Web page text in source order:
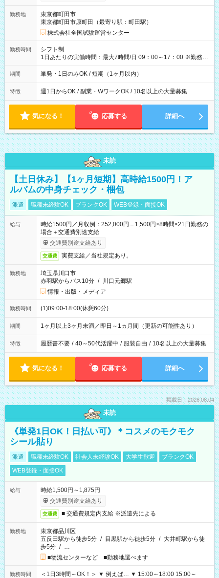
例】 ・河合塾模擬試験 8:30～17:30（休憩1時間） 時給1,300円
×8時間＝日収10,400円＋交通費 ※当日の役割により時給＋100
円の場合あり ・国家試験 7:00～13:30（休憩なし） 時給1,300
円（役割手当＋100円）×6時間＝日収8,400円＋交通費 【試用期
間】試用期間なし
勤務地
東京都町田市
東京都町田市原町田（最寄り駅：町田駅）
株式会社全国試験運営センター
勤務時間
シフト制
1日あたりの実働時間：最大7時間/日 09：00～17：00 ※勤務時
間は 試験により異なります。
期間 単発・1日のみOK / 短期（1ヶ月以内）
特徴 週1日からOK / 副業・WワークOK / 10名以上の大量募集
気になる！ 応募する 詳細へ
未読
【土日休み】【1ヶ月短期】高時給1500円！ア
ルバムの中身チェック・梱包
派遣 職種未経験OK ブランクOK WEB登録・面接OK
給与
時給1500円／月収例：252,000円＝1,500円×8時間×21日勤務の
場合＋交通費別途支給
交通費別途支給あり
交通費 実費支給／当社規定あり。
勤務地
埼玉県川口市
赤羽駅からバス10分 / 川口元郷駅
情報・出版・メディア
勤務時間 (1)09:00-18:00(休憩60分)
期間 1ヶ月以上3ヶ月未満／即日～1ヵ月間（更新の可能性あり）
特徴 履歴書不要 / 40～50代活躍中 / 服装自由 / 10名以上の大量募集
気になる！ 応募する 詳細へ
掲載日：2026.08.04
未読
《単発1日OK！日払い可》＊コスメのモクモク
シール貼り
派遣 職種未経験OK 社会人未経験OK 大学生歓迎
ブランクOK
WEB登録・面接OK
給与
時給1,500円～1,875円
交通費別途支給あり
交通費 ■ 交通費規定内支給 ※派遣先による
勤務地
東京都品川区
五反田駅から徒歩5分 / 目黒駅から徒歩5分 / 大井町駅から徒
歩5分 / …
■物流センターなど ■勤務地選べます
勤務時間
＜1日3時間～OK！＞ ▼ 例えば… ▼ 15:00～18:00 15:00～